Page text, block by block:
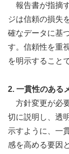
報告書が指摘
ジは信頼の損失
確なデータに基
す。信頼性を重
を明示すること
2. 一貫性のある
方針変更が必
切に説明し、透
示すように、一
感を高める要因